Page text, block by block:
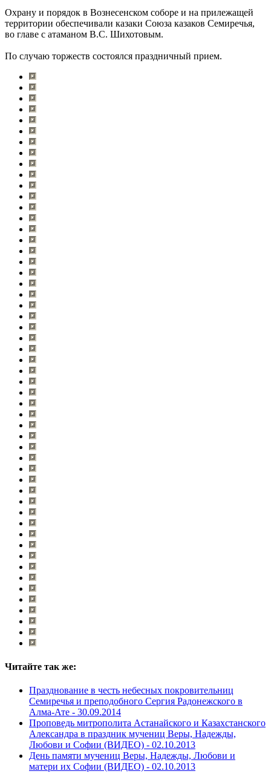
Охрану и порядок в Вознесенском соборе и на прилежащей
территории обеспечивали казаки Союза казаков Семиречья,
во главе с атаманом В.С. Шихотовым.
По случаю торжеств состоялся праздничный прием.
Читайте так же:
Празднование в честь небесных покровительниц
Семиречья и преподобного Сергия Радонежского в
Алма-Ате - 30.09.2014
Проповедь митрополита Астанайского и Казахстанского
Александра в праздник мучениц Веры, Надежды,
Любови и Софии (ВИДЕО) - 02.10.2013
День памяти мучениц Веры, Надежды, Любови и
матери их Софии (ВИДЕО) - 02.10.2013